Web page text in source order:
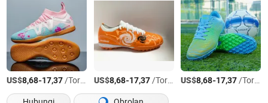
US$8,68-17,37/Torsi AS US$8,68-17,37/Torsi AS US$8,68-17,37/Torsi AS